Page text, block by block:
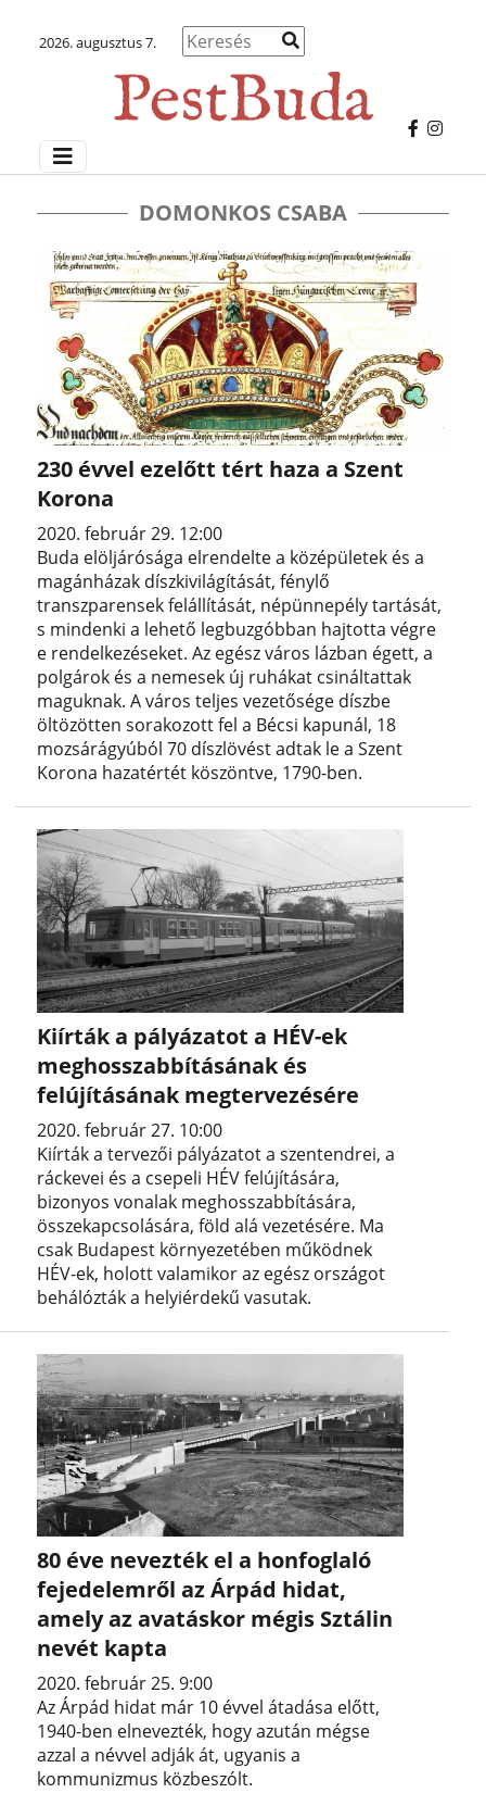
2026. augusztus 7.
DOMONKOS CSABA
230 évvel ezelőtt tért haza a Szent
Korona
2020. február 29. 12:00
Buda elöljárósága elrendelte a középületek és a
magánházak díszkivilágítását, fénylő
transzparensek felállítását, népünnepély tartását,
s mindenki a lehető legbuzgóbban hajtotta végre
e rendelkezéseket. Az egész város lázban égett, a
polgárok és a nemesek új ruhákat csináltattak
maguknak. A város teljes vezetősége díszbe
öltözötten sorakozott fel a Bécsi kapunál, 18
mozsárágyúból 70 díszlövést adtak le a Szent
Korona hazatértét köszöntve, 1790-ben.
Kiírták a pályázatot a HÉV-ek
meghosszabbításának és
felújításának megtervezésére
2020. február 27. 10:00
Kiírták a tervezői pályázatot a szentendrei, a
ráckevei és a csepeli HÉV felújítására,
bizonyos vonalak meghosszabbítására,
összekapcsolására, föld alá vezetésére. Ma
csak Budapest környezetében működnek
HÉV-ek, holott valamikor az egész országot
behálózták a helyiérdekű vasutak.
80 éve nevezték el a honfoglaló
fejedelemről az Árpád hidat,
amely az avatáskor mégis Sztálin
nevét kapta
2020. február 25. 9:00
Az Árpád hidat már 10 évvel átadása előtt,
1940-ben elnevezték, hogy azután mégse
azzal a névvel adják át, ugyanis a
kommunizmus közbeszólt.